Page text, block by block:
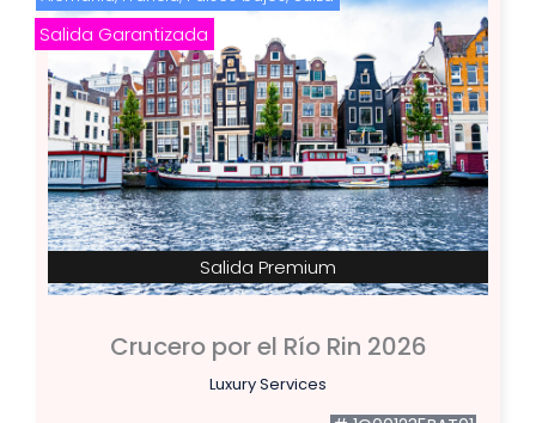
Salida Garantizada
Salida Premium
Crucero por el Río Rin 2026
Luxury Services